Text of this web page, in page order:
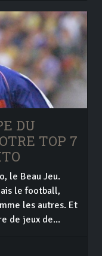
DU
TOP 7
le Beau Jeu.
le football,
les autres. Et
de jeux de...